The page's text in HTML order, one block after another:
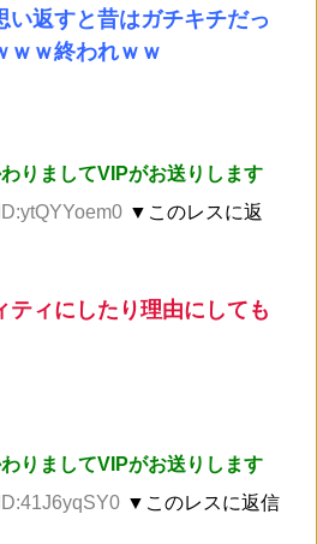
い返すと昔はガチキチだっ
ｗｗ終われｗｗ
りましてVIPがお送りします
▼このレスに返
ティにしたり理由にしても
りましてVIPがお送りします
▼このレスに返信